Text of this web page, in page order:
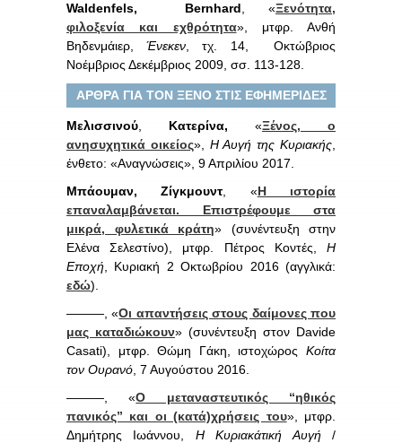
Waldenfels, Bernhard , «Ξενότητα,
φιλοξενία και εχθρότητα», μτφρ. Ανθή
Βηδενμάιερ,Ένεκεν , τχ. 14, Οκτώβριος
Νοέμβριος Δεκέμβριος 2009, σσ. 113-128.
ΑΡΘΡΑ ΓΙΑ ΤΟΝ ΞΕΝΟ ΣΤΙΣ ΕΦΗΜΕΡΙΔΕΣ
Μελισσινού Κατερίνα, «Ξένος, ο
ανησυχητικά οικείος», Η Αυγή της Κυριακής
ένθετο: «Αναγνώσεις», 9 Απριλίου 2017.
Μπάουμαν, Ζίγκμουντ , «Η ιστορία
επαναλαμβάνεται. Επιστρέφουμε στα
μικρά, φυλετικά κράτη» (συνέντευξη στην
Ελένα Σελεστίνο), μτφρ. Πέτρος Κοντές, Η
Εποχή , Κυριακή 2 Οκτωβρίου 2016 (αγγλικά:
εδώ).
———, «Οι απαντήσεις στους δαίμονες που
μας καταδιώκουν» (συνέντευξη στον Davide
Casati), μτφρ. Θώμη Γάκη, ιστοχώρος Κοίτα
τον Ουρανό , 7 Αυγούστου 2016.
———, «Ο μεταναστευτικός “ηθικός
πανικός” και οι (κατά)χρήσεις του», μτφρ.
Δημήτρης Ιωάννου, Η Κυριακάτική Αυγή/